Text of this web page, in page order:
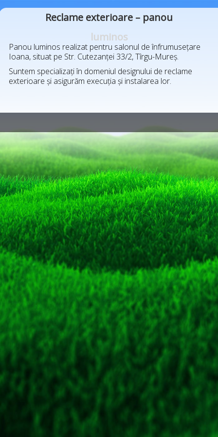
Reclame exterioare – panou
luminos
Panou luminos realizat pentru salonul de înfrumusețare
Ioana, situat pe Str. Cutezanței 33/2, Tîrgu-Mureș.
Suntem specializați în domeniul designului de reclame
exterioare și asigurăm execuția și instalarea lor.